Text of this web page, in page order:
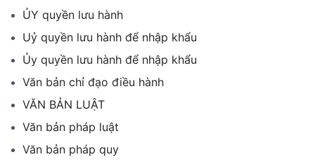
ỦY quyền lưu hành
Uỷ quyền lưu hành để nhập khẩu
Ủy quyền lưu hành để nhập khẩu
Văn bản chỉ đạo điều hành
VĂN BẢN LUẬT
Văn bản pháp luật
Văn bản pháp quy